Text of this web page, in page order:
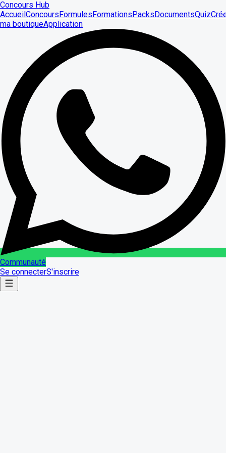
Concours Hub
AccueilConcoursFormulesFormationsPacksDocumentsQuiz
ma boutiqueApplication
Communauté
Se connecterS'inscrire